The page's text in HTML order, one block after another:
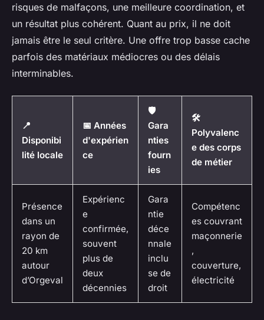
risques de malfaçons, une meilleure coordination, et
un résultat plus cohérent. Quant au prix, il ne doit
jamais être le seul critère. Une offre trop basse cache
parfois des matériaux médiocres ou des délais
interminables.
📍
Disponibi
lité locale
📅 Années
d'expérien
ce
🛡️
Gara
nties
fourn
ies
🛠️
Polyvalenc
e des corps
de métier
Présence
dans un
rayon de
20 km
autour
d’Orgeval
Expérienc
e
confirmée,
souvent
plus de
deux
décennies
Gara
ntie
déce
nnale
inclu
se de
droit
Compétenc
es couvrant
maçonnerie
,
couverture,
électricité